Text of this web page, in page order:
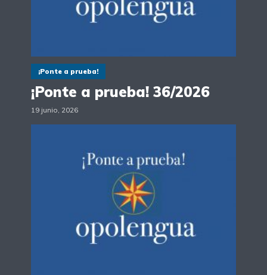
¡Ponte a prueba!
¡Ponte a prueba! 36/2026
19 junio, 2026